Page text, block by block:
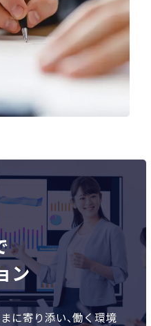
ン
に寄り添い、働く環境